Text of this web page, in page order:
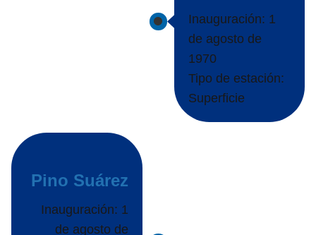
Inauguración: 1
de agosto de
1970
Tipo de estación:
Superficie
Pino Suárez
Inauguración: 1
de agosto de